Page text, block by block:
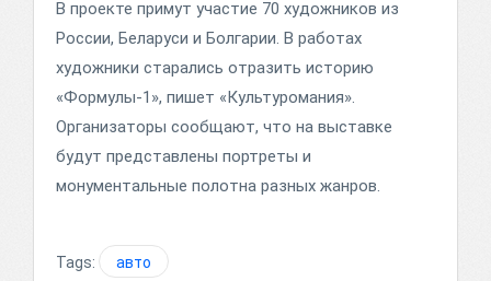
В проекте примут участие 70 художников из
России, Беларуси и Болгарии. В работах
художники старались отразить историю
«Формулы-1», пишет «Культуромания».
Организаторы сообщают, что на выставке
будут представлены портреты и
монументальные полотна разных жанров.
Tags: авто